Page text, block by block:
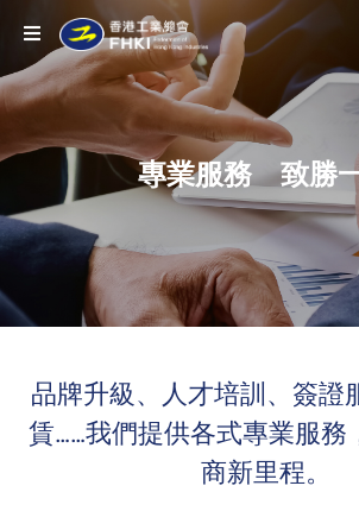
專業服務 致勝
品牌升級、人才培訓、簽證
賃……我們提供各式專業服務
商新里程。